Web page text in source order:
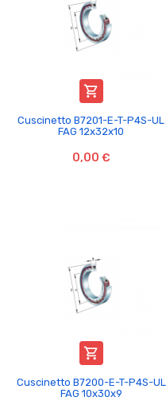

Cuscinetto B7201-E-T-P4S-UL
FAG 12x32x10
0,00 €

Cuscinetto B7200-E-T-P4S-UL
FAG 10x30x9